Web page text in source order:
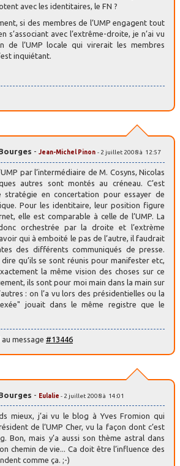
avec les identitaires, le FN ?
si des membres de l’UMP engagent tout
s’associant avec l’extrême-droite, je n’ai vu
de l’UMP locale qui virerait les membres
inquiétant.
- Jean-Michel Pinon - 2 juillet 2008 à 12:57
par l’intermédiaire de M. Cosyns, Nicolas
autres sont montés au créneau. C’est
stratégie en concertation pour essayer de
Pour les identitaire, leur position figure
elle est comparable à celle de l’UMP. La
orchestrée par la droite et l’extrème
qui à emboité le pas de l’autre, il faudrait
des différents communiqués de presse.
qu’ils se sont réunis pour manifester etc,
la même vision des choses sur ce
ils sont pour moi main dans la main sur
: on l’a vu lors des présidentielles ou la
jouait dans le même registre que le
message #13446
- Eulalie - 2 juillet 2008 à 14:01
mieux, j’ai vu le blog à Yves Fromion qui
de l’UMP Cher, vu la façon dont c’est
Bon, mais y’a aussi son thème astral dans
chemin de vie... Ca doit être l’influence des
comme ça. ;-)